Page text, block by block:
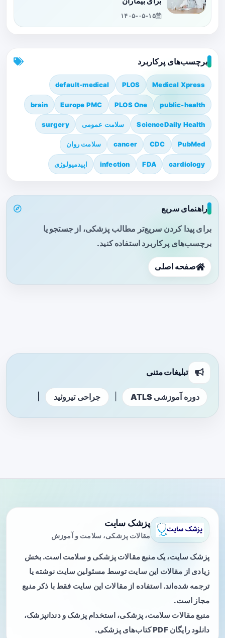
۱۴۰۵-۰۵-۱۵
برچسب‌های پرکاربرد
Medical Xpress
PLOS
default-medical
public-health
PLOS One
Europe PMC
brain
ScienceDaily Health سلامت عمومی surgery
PubMed
CDC
cancer سلامت روان
cardiology
FDA
infection اپیدمیولوژی
راهنمای سریع
برای پیدا کردن سریع‌تر مطالب پزشکی، از جستجو یا
برچسب‌های پرکاربرد استفاده کنید.
صفحه اصلی
تبلیغات متنی
دوره آموزشی ATLS جراحی تیروئید
پزشک سایت
مقالات پزشکی، سلامت و آموزش
پزشک سایت، یک منبع مقالات پزشکی و سلامت است. بخش
زیادی از مقالات این سایت توسط مسئولین سایت نوشته یا
ترجمه شده‌اند. استفاده از مقالات این سایت فقط با ذکر منبع
مجاز است.
منبع مقالات سلامت، پزشکی، استخدام پزشک و دندانپزشک،
دانلود رایگان PDF کتاب‌های پزشکی.